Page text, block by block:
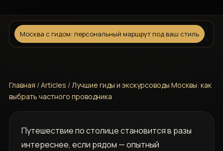
Москва с гидом: персональный маршрут под ваш стиль
Главная /Articles /Лучшие гиды и экскурсоводы Москвы: как
выбрать частного проводника
Путешествие по столице становится в разы
интереснее, если рядом — опытный